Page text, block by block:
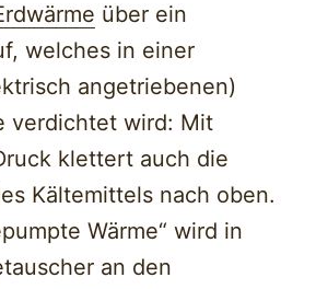
über ein
welches in einer
angetriebenen)
verdichtet wird: Mit
klettert auch die
Kältemittels nach oben.
Wärme“ wird in
an den